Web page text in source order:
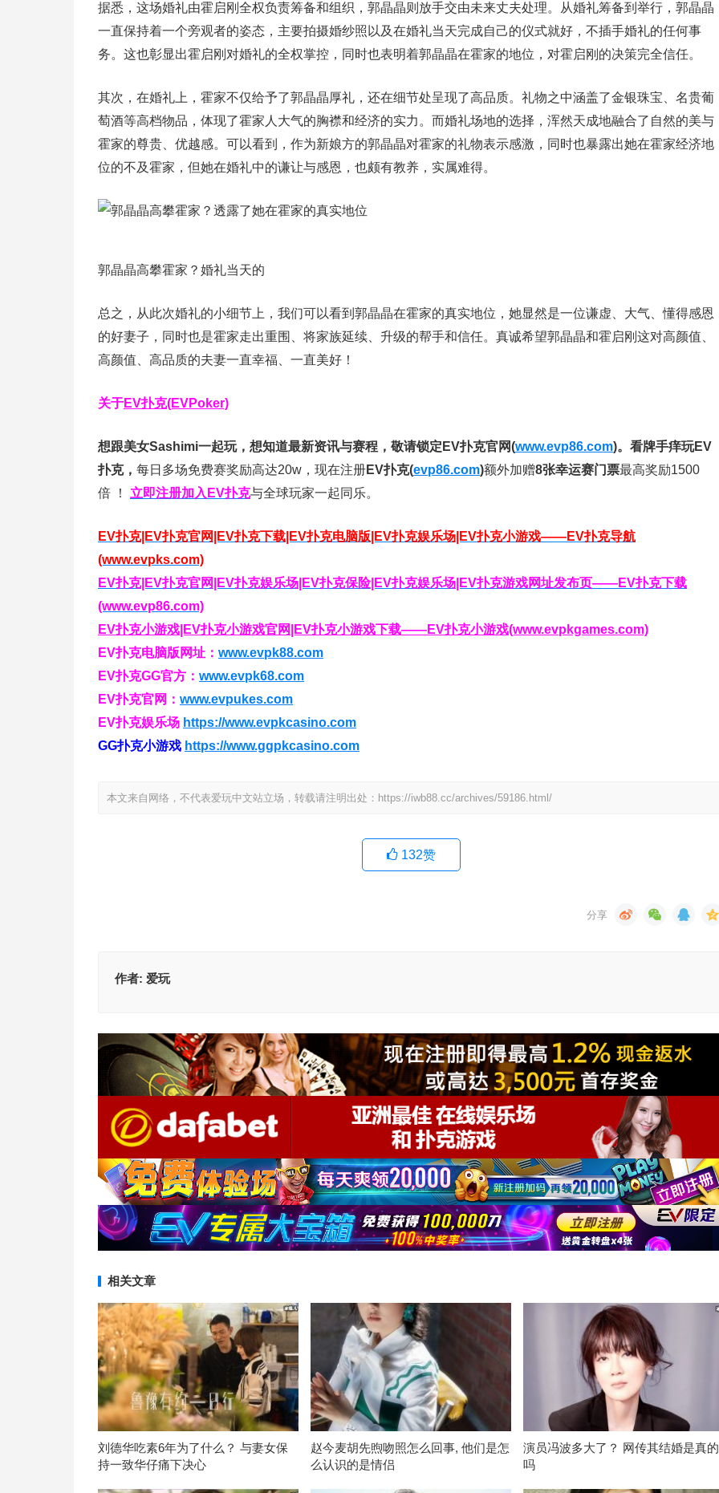
据悉，这场婚礼由霍启刚全权负责筹备和组织，郭晶晶则放手交由未来丈夫处理。从婚礼筹备到举行，郭晶晶
一直保持着一个旁观者的姿态，主要拍摄婚纱照以及在婚礼当天完成自己的仪式就好，不插手婚礼的任何事
务。这也彰显出霍启刚对婚礼的全权掌控，同时也表明着郭晶晶在霍家的地位，对霍启刚的决策完全信任。
其次，在婚礼上，霍家不仅给予了郭晶晶厚礼，还在细节处呈现了高品质。礼物之中涵盖了金银珠宝、名贵葡
萄酒等高档物品，体现了霍家人大气的胸襟和经济的实力。而婚礼场地的选择，浑然天成地融合了自然的美与
霍家的尊贵、优越感。可以看到，作为新娘方的郭晶晶对霍家的礼物表示感激，同时也暴露出她在霍家经济地
位的不及霍家，但她在婚礼中的谦让与感恩，也颇有教养，实属难得。
郭晶晶高攀霍家？婚礼当天的
总之，从此次婚礼的小细节上，我们可以看到郭晶晶在霍家的真实地位，她显然是一位谦虚、大气、懂得感恩
的好妻子，同时也是霍家走出重围、将家族延续、升级的帮手和信任。真诚希望郭晶晶和霍启刚这对高颜值、
高颜值、高品质的夫妻一直幸福、一直美好！
关于EV扑克(EVPoker)
想跟美女Sashimi一起玩， 想知道最新资讯与赛程， 敬请锁定EV扑克官网(www.evp86.com)。 看牌手痒玩EV
扑克， 每日多场免费赛奖励高达20w，现在注册EV扑克(evp86.com)额外加赠8张幸运赛门票最高奖励1500
倍
！ 立即注册加入EV扑克与全球玩家一起同乐。
EV扑克|EV扑克官网|EV扑克下载|EV扑克电脑版|EV扑克娱乐场|EV扑克小游戏——EV扑克导航
(www.evpks.com)
EV扑克|EV扑克官网|EV扑克娱乐场|EV扑克保险|EV扑克娱乐场|EV扑克游戏网址发布页——EV扑克下载
(www.evp86.com)
EV扑克小游戏|EV扑克小游戏官网|EV扑克小游戏下载——EV扑克小游戏(www.evpkgames.com)
EV扑克电脑版网址： www.evpk88.com
EV扑克GG官方： www.evpk68.com
EV扑克官网： www.evpukes.com
EV扑克娱乐场 https://www.evpkcasino.com
GG扑克小游戏 https://www.ggpkcasino.com
本文来自网络，不代表爱玩中文站立场，转载请注明出处：https://iwb88.cc/archives/59186.html/
132赞
作者: 爱玩
相关文章
刘德华吃素6年为了什么？ 与妻女保
持一致华仔痛下决心
赵今麦胡先煦吻照怎么回事, 他们是怎
么认识的是情侣
演员冯波多大了？ 网传其结婚是真的
吗